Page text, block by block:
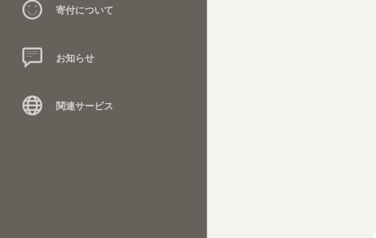
寄付について
お知らせ
関連サービス